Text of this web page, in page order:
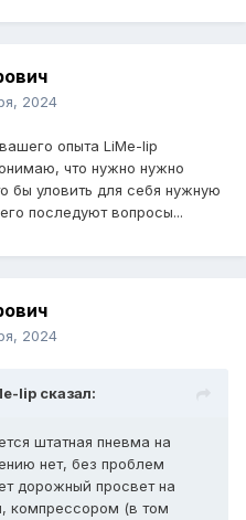
2024
опыта LiMe-lip
что нужно нужно
бы уловить для себя нужную
последуют вопросы...
2024
lip сказал:
штатная пневма на
нет, без проблем
дорожный просвет на
компрессором (в том